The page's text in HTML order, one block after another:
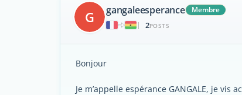
G gangaleesperance
Membre
|
2POSTS
Bonjour
Je m’appelle espérance GANGALE, je